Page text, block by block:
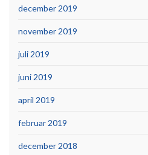
december 2019
november 2019
juli 2019
juni 2019
april 2019
februar 2019
december 2018